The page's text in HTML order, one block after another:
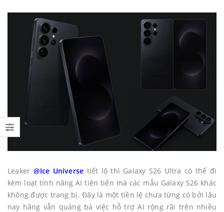
Leaker @Ice Universe tiết lộ thì Galaxy S26 Ultra có thể đi
kèm loạt tính năng AI tiên tiến mà các mẫu Galaxy S26 khác
không được trang bị. Đây là một tiền lệ chưa từng có bởi lâu
nay hãng vẫn quảng bá việc hỗ trợ AI rộng rãi trên nhiều